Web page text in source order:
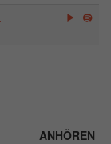
ANHÖREN